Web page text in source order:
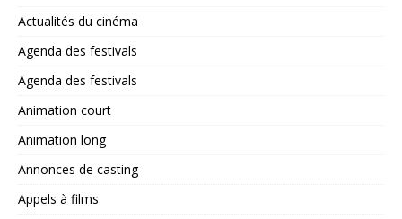
Actualités du cinéma
Agenda des festivals
Agenda des festivals
Animation court
Animation long
Annonces de casting
Appels à films